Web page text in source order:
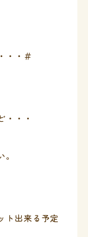
・・＃
・・・
。
ト出来る予定